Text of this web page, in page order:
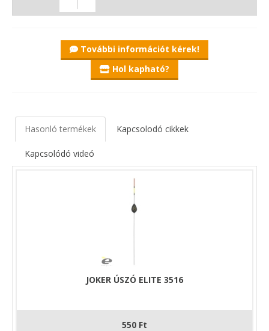
További információt kérek!
Hol kapható?
Hasonló termékek Kapcsolodó cikkek
Kapcsolódó videó
JOKER ÚSZÓ ELITE 3516
550 Ft